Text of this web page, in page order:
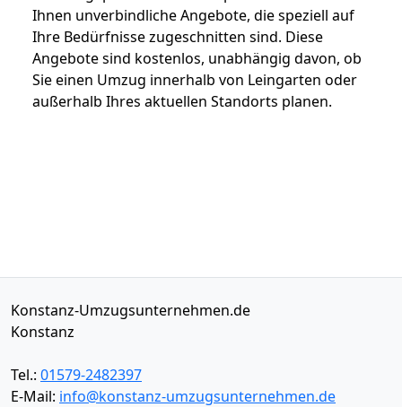
Ihnen unverbindliche Angebote, die speziell auf
Ihre Bedürfnisse zugeschnitten sind. Diese
Angebote sind kostenlos, unabhängig davon, ob
Sie einen Umzug innerhalb von Leingarten oder
außerhalb Ihres aktuellen Standorts planen.
Konstanz-Umzugsunternehmen.de
Konstanz
Tel.: 01579-2482397
E-Mail: info@konstanz-umzugsunternehmen.de